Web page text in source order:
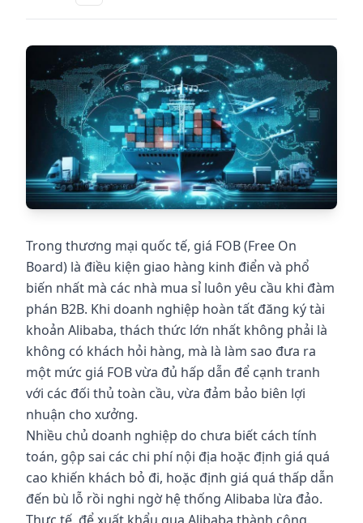
Trong thương mại quốc tế, giá FOB (Free On
Board) là điều kiện giao hàng kinh điển và phổ
biến nhất mà các nhà mua sỉ luôn yêu cầu khi đàm
phán B2B. Khi doanh nghiệp hoàn tất đăng ký tài
khoản Alibaba, thách thức lớn nhất không phải là
không có khách hỏi hàng, mà là làm sao đưa ra
một mức giá FOB vừa đủ hấp dẫn để cạnh tranh
với các đối thủ toàn cầu, vừa đảm bảo biên lợi
nhuận cho xưởng.
Nhiều chủ doanh nghiệp do chưa biết cách tính
toán, gộp sai các chi phí nội địa hoặc định giá quá
cao khiến khách bỏ đi, hoặc định giá quá thấp dẫn
đến bù lỗ rồi nghi ngờ hệ thống Alibaba lừa đảo.
Thực tế, để xuất khẩu qua Alibaba thành công,